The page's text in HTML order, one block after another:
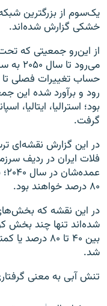
یک‌سوم از بزرگترین
خشکی گزارش شده‌اند.
از این‌رو جمعیتی که
می‌رود
حساب تغییرات فصلی تا
رود و برآورد شده این
بود؛ استرالیا، ایتالیا،
گرفت.
در این گزارش نقشه‌ای
فلات ایران در ردیف
۸۰ درصد خواهند بود.
در این نقشه که
شده‌اند تنها چند بخش
شد.
تنش آبی به معنی